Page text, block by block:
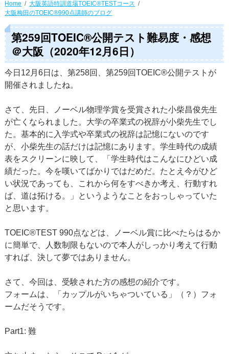
Home
大阪英語特訓道場TOEIC®TESTコース
大阪梅田のTOEIC®990点講師のブログ
第259回TOEIC®公開テスト難易度・感想
＠大阪（2020年12月6日）
今日12月6日は、第258回、第259回TOEIC®公開テストが
開催されましたね。
さて、先日、ノーベル物理学賞を受賞された小柴昌俊先生
が亡くなられました。大学の卒業式の祝辞が小柴先生でし
た。基本的に入学式や卒業式の祝辞は記憶にないのです
が、小柴先生の話だけは記憶にあります。学生時代の成績
表をスクリーンに映して、「学生時代はこんなにひどい成
績だった。今を嘆いてばかりではだめだ。たとえ今がひど
い状況であっても、これから何をすべきか考え、行動すれ
ば、道は拓ける。」というようなことをおっしゃっていた
と思います。
TOEIC®TEST 990点などは、ノーベル賞に比べたらはるか
に簡単で、人数制限もないので本人がしっかり考えて行動
すれば、決して夢ではありません。
さて、今回は、受験された方の感想の紹介です。
フォームは、「カップルがいちゃついている」（？）フォ
ームだそうです。
Part1: 難